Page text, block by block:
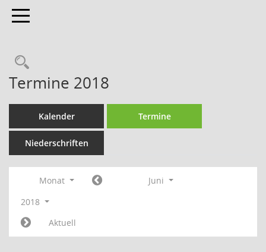
Toggle navigation
Termine 2018
Kalender Termine
Niederschriften
Monat
Juni
2018
Aktuell